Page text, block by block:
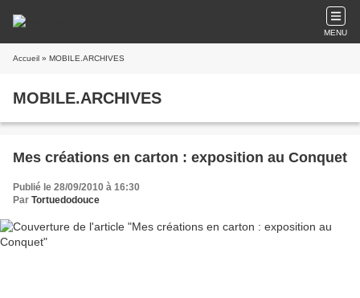
MENU
Accueil » MOBILE.ARCHIVES
MOBILE.ARCHIVES
Mes créations en carton : exposition au Conquet
Publié le 28/09/2010 à 16:30
Par Tortuedodouce